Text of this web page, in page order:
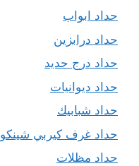
حداد ابواب
حداد درابزين
حداد درج حديد
حداد ديوانيات
حداد شبابيك
حداد غرف كيربي شينكو
حداد مظلات